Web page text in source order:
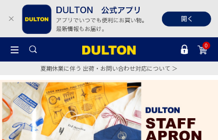
0
夏期休業に伴う 出荷・お問い合わせ対応について ＞